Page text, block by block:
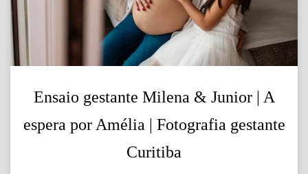
Ensaio gestante Milena & Junior | A
espera por Amélia | Fotografia gestante
Curitiba